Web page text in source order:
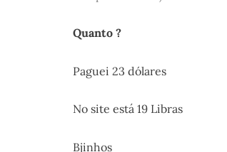
Quanto ?
Paguei 23 dólares
No site está 19 Libras
Bjinhos